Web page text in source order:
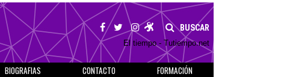
BUSCAR
El tiempo - Tutiempo.net
BIOGRAFIAS CONTACTO
FORMACIÓN